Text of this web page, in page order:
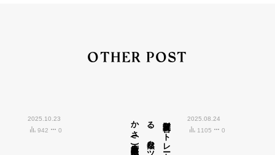
OTHER POST
2025.10.23
942
0 広島市中区紙屋町)
2025.08.24
1105
0